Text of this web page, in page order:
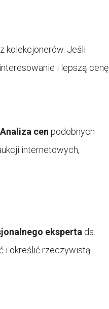
kolekcjonerów. Jeśli
i lepszą cenę.
Analiza cen podobnych
internetowych,
eksperta ds.
i określić rzeczywistą